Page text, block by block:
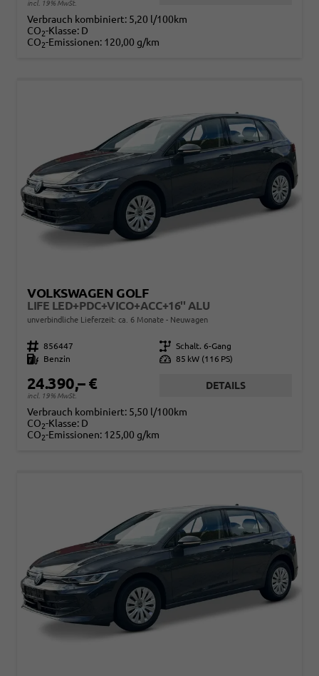
incl. 19% MwSt.
Verbrauch kombiniert: 5,20 l/100km
CO2-Klasse: D
CO2-Emissionen: 120,00 g/km
VOLKSWAGEN GOLF
LIFE LED+PDC+VICO+ACC+16'' ALU
unverbindliche Lieferzeit: ca. 6 Monate Neuwagen
Fahrzeugnr. 856447 Getriebe Schalt. 6-Gang
Kraftstoff
Benzin Leistung 85 kW (116 PS)
24.390,– €
incl. 19% MwSt.
DETAILS
Verbrauch kombiniert: 5,50 l/100km
CO2-Klasse: D
CO2-Emissionen: 125,00 g/km